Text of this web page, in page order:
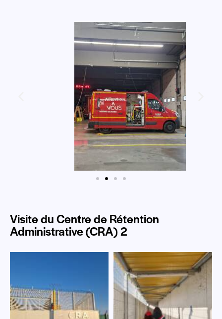
Visite du Centre de Rétention
Administrative (CRA) 2